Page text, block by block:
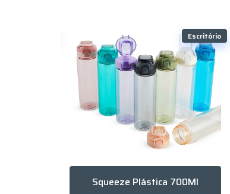
Escritório
Squeeze Plástica 700Ml